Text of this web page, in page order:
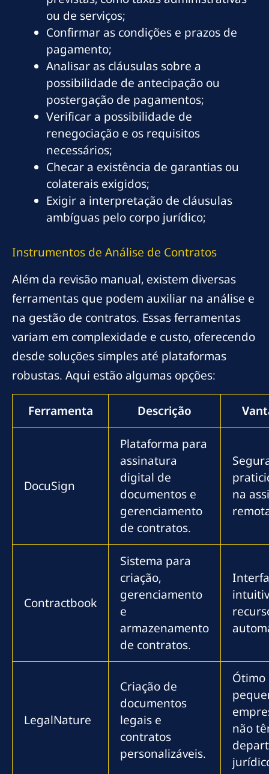
ou de serviços;
Confirmar as condições e prazos de
pagamento;
Analisar as cláusulas sobre a
possibilidade de antecipação ou
postergação de pagamentos;
Verificar a possibilidade de
renegociação e os requisitos
necessários;
Checar a existência de garantias ou
colaterais exigidos;
Exigir a interpretação de cláusulas
ambíguas pelo corpo jurídico;
Instrumentos de Análise de Contratos
Além da revisão manual, existem diversas
ferramentas que podem auxiliar na análise e
na gestão de contratos. Essas ferramentas
variam em complexidade e custo, oferecendo
desde soluções simples até plataformas
robustas. Aqui estão algumas opções:
Ferramenta Descrição
DocuSign
Plataforma para
assinatura
digital de
documentos e
gerenciamento
de contratos.
na
Contractbook
Sistema para
criação,
gerenciamento
e
armazenamento
de contratos.
LegalNature
Criação de
documentos
legais e
contratos
personalizáveis.
Ótimo
não